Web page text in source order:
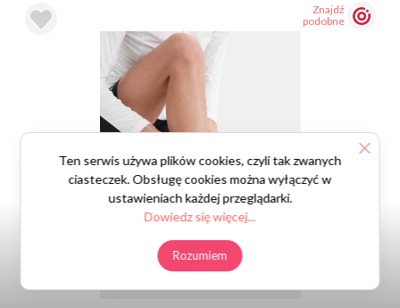
Znajdź
podobne
Ten serwis używa plików cookies, czyli tak zwanych
ciasteczek. Obsługę cookies można wyłączyć w
ustawieniach każdej przeglądarki.
Dowiedz się więcej...
Rozumiem